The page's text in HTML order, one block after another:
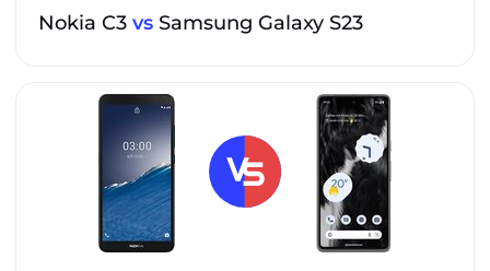
Nokia C3 vs Samsung Galaxy S23